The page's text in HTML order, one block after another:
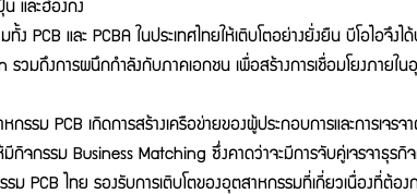
และฮ่องกง
ละ PCBA ในประเทศไทยให้เติบโตอย่างยั่งยืน บีโอไอจึงได้ป
ถึงการผนึกกำลังกับภาคเอกชน เพื่อสร้างการเชื่อมโยงภายใน
เกิดการสร้างเครือข่ายของผู้ประกอบการและการเจรจา
กิจกรรม Business Matching ซึ่งคาดว่าจะมีการจับคู่เจรจาธุร
PCB ไทย รองรับการเติบโตของอุตสาหกรรมที่เกี่ยวเนื่องที่ต้อง